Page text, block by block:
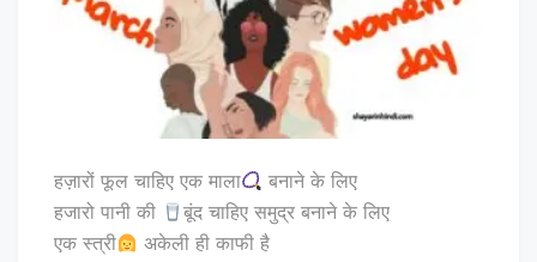
हज़ारों फूल चाहिए एक माला
बनाने के लिए
हजारो पानी की
बूंद चाहिए समुद्र बनाने के लिए
एक स्त्री
अकेली ही काफी है